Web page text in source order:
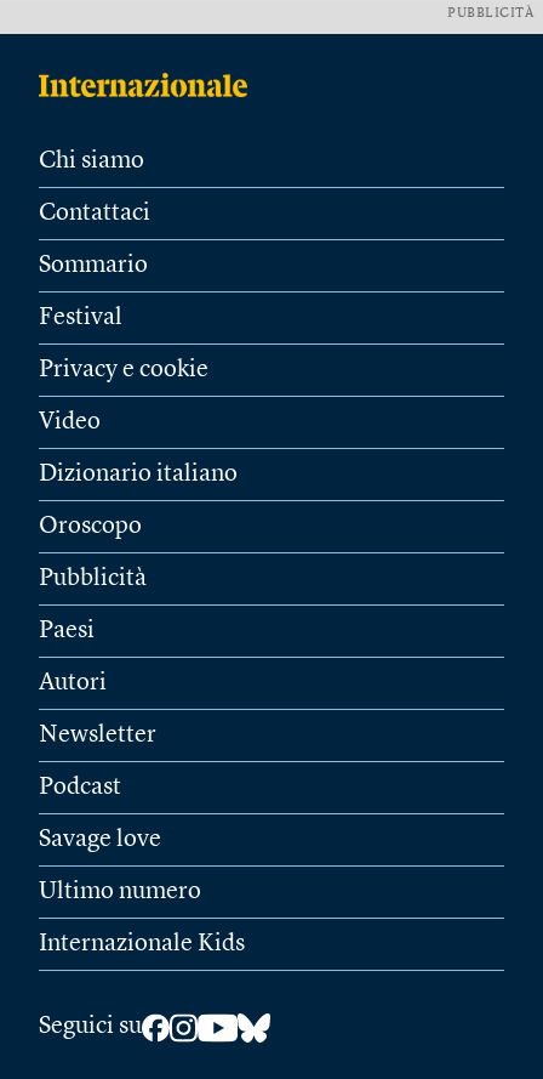
PUBBLICITÀ
Chi siamo
Contattaci
Sommario
Festival
Privacy e cookie
Video
Dizionario italiano
Oroscopo
Pubblicità
Paesi
Autori
Newsletter
Podcast
Savage love
Ultimo numero
Internazionale Kids
Seguici su